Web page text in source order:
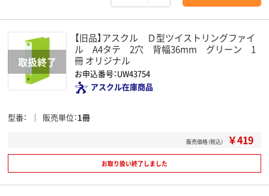
【旧品】アスクル Ｄ型ツイストリングファイ
ル A4タテ 2穴 背幅36mm グリーン 1
冊 オリジナル
お申込番号：UW43754
アスクル在庫商品
型番 販売単位 1冊
販売価格（税込） ￥419
お取り扱い終了しました